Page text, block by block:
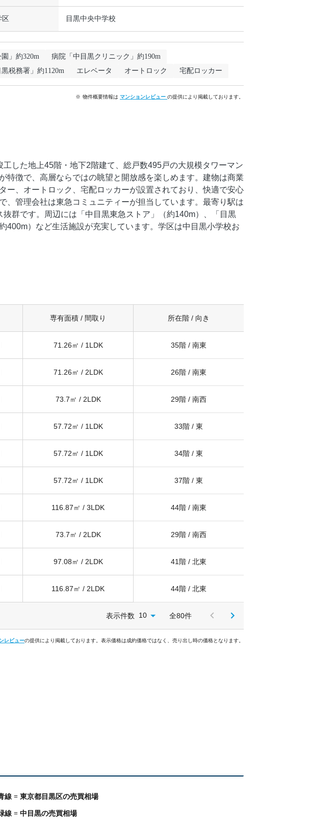
区 目黒中央中学校
」約320m
病院「中目黒クリニック」約190m
黒税務署」約1120m エレベータ オートロック 宅配ロッカー
※ 物件概要情報は マンションレビュー の提供により掲載しております。
した地上45階・地下2階建て、総戸数495戸の大規模タワーマン
特徴で、高層ならではの眺望と開放感を楽しめます。建物は商業
ー、オートロック、宅配ロッカーが設置されており、快適で安心
管理会社は東急コミュニティーが担当しています。最寄り駅は
群です。周辺には「中目黒東急ストア」（約140m）、「目黒
）など生活施設が充実しています。学区は中目黒小学校お
専有面積 / 間取り 所在階 / 向き
71.26㎡ / 1LDK 35階 / 南東
71.26㎡ / 2LDK 26階 / 南東
73.7㎡ / 2LDK 29階 / 南西
57.72㎡ / 1LDK 33階 / 東
57.72㎡ / 1LDK 34階 / 東
57.72㎡ / 1LDK 37階 / 東
116.87㎡ / 3LDK 44階 / 南東
73.7㎡ / 2LDK 29階 / 南西
97.08㎡ / 2LDK 41階 / 北東
116.87㎡ / 2LDK 44階 / 北東
表示件数 10 全80件
レビューの提供により掲載しております。表示価格は成約価格ではなく、売り出し時の価格となります。
線 = 東京都目黒区の売買相場
線 = 中目黒の売買相場